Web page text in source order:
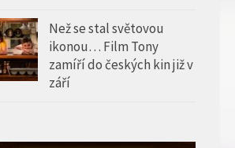
Než se stal světovou
ikonou… Film Tony
zamíří do českých kin již v
září